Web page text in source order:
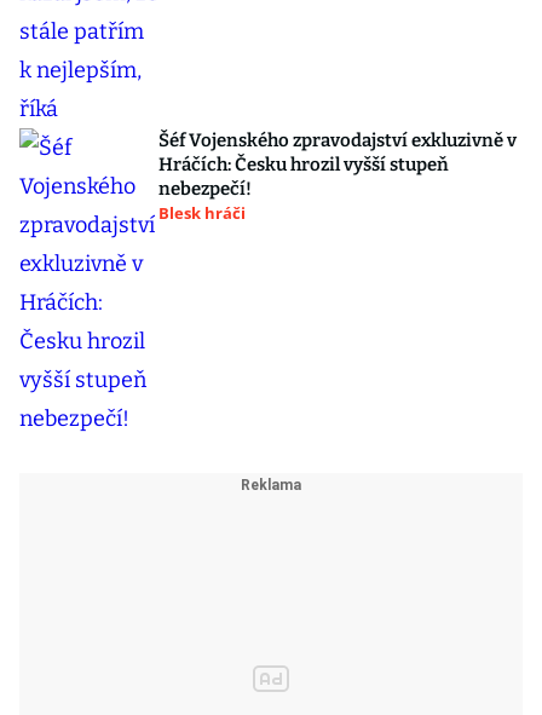
Šéf Vojenského zpravodajství exkluzivně v
Hráčích: Česku hrozil vyšší stupeň
nebezpečí!
Blesk hráči